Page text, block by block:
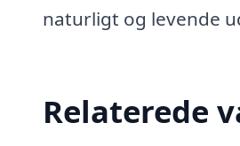
naturligt og levende
Relaterede